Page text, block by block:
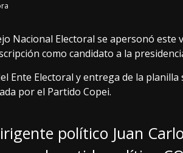
Nacional Electoral se apersonó este
como candidato a la
Ente Electoral y entrega de la
por el Partido Copei.
político Juan